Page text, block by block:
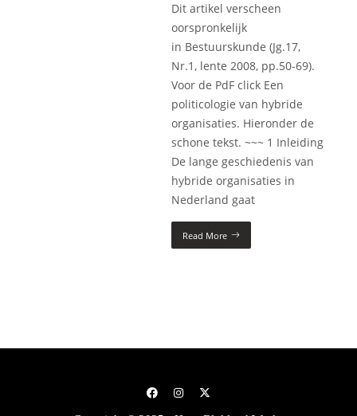
Dit artikel verscheen
oorspronkelijk
in Bestuurskunde (Jg.17,
Nr.1, lente 2008, pp.50-69).
Voor de PdF click Een
politicologie van hybride
organisaties. Hieronder de
schone tekst. ~~~ 1 Inleiding
De lange geschiedenis van
hybride organisaties in
Nederland gaat
Read More